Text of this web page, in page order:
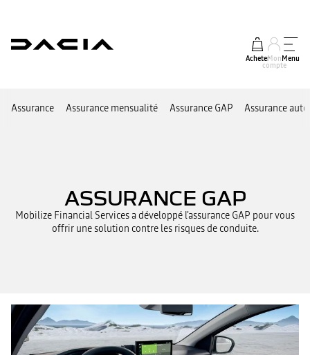
AcheterMon
compte
Menu
Assurance Assurance mensualité Assurance GAP Assurance
ASSURANCE GAP
Mobilize Financial Services a développé l'assurance GAP pour vous
offrir une solution contre les risques de conduite.